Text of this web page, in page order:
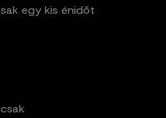
egy kis énidőt